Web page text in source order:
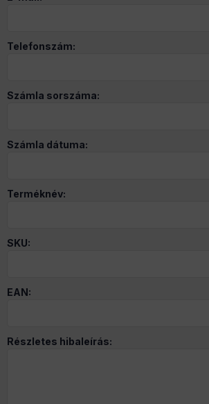
Telefonszám:
Számla sorszáma:
Számla dátuma:
Terméknév:
SKU:
EAN:
Részletes hibaleírás: